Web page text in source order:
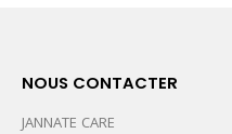
NOUS CONTACTER
JANNATE CARE